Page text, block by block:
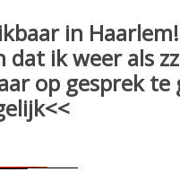
in
ik weer als
op gesprek